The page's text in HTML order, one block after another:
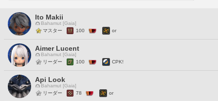
Ito Makii
Bahamut [Gaia]
マスター
100 or
Aimer Lucent
Bahamut [Gaia]
リーダー
100 CPK!
Api Look
Bahamut [Gaia]
リーダー
78 or